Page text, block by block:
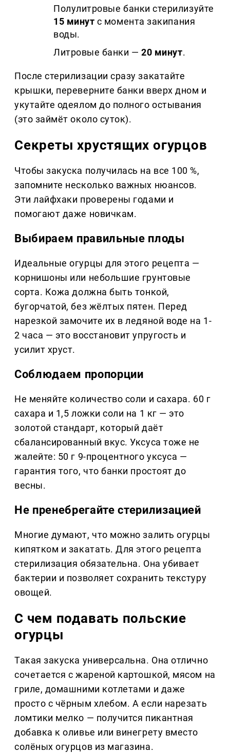
Полулитровые банки стерилизуйте
15 минут с момента закипания
воды.
Литровые банки —20 минут.
После стерилизации сразу закатайте
крышки, переверните банки вверх дном и
укутайте одеялом до полного остывания
(это займёт около суток).
Секреты хрустящих огурцов
Чтобы закуска получилась на все 100 %,
запомните несколько важных нюансов.
Эти лайфхаки проверены годами и
помогают даже новичкам.
Выбираем правильные плоды
Идеальные огурцы для этого рецепта —
корнишоны или небольшие грунтовые
сорта. Кожа должна быть тонкой,
бугорчатой, без жёлтых пятен. Перед
нарезкой замочите их в ледяной воде на 1-
2 часа — это восстановит упругость и
усилит хруст.
Соблюдаем пропорции
Не меняйте количество соли и сахара. 60 г
сахара и 1,5 ложки соли на 1 кг — это
золотой стандарт, который даёт
сбалансированный вкус. Уксуса тоже не
жалейте: 50 г 9-процентного уксуса —
гарантия того, что банки простоят до
весны.
Не пренебрегайте стерилизацией
Многие думают, что можно залить огурцы
кипятком и закатать. Для этого рецепта
стерилизация обязательна. Она убивает
бактерии и позволяет сохранить текстуру
овощей.
С чем подавать польские
огурцы
Такая закуска универсальна. Она отлично
сочетается с жареной картошкой, мясом на
гриле, домашними котлетами и даже
просто с чёрным хлебом. А если нарезать
ломтики мелко — получится пикантная
добавка к оливье или винегрету вместо
солёных огурцов из магазина.